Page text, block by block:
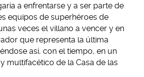
a enfrentarse y a ser parte de
equipos de superhéroes de
veces el villano a vencer y en
que representa la última
así, con el tiempo, en un
multifacético de la Casa de las